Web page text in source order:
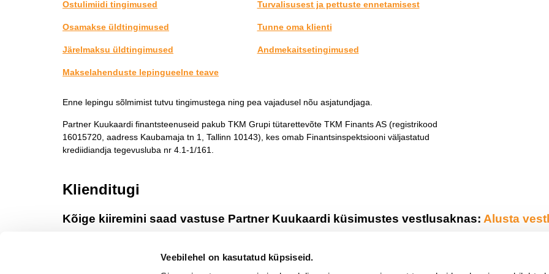
Veebilehel on kasutatud küpsiseid.
Ostulimiidi tingimused
Osamakse üldtingimused
Järelmaksu üldtingimused
Makselahenduste lepingueelne teave
Turvalisusest ja pettuste ennetamisest
Tunne oma klienti
Andmekaitsetingimused
Enne lepingu sõlmimist tutvu tingimustega ning pea vajadusel nõu asjatundjaga.
Partner Kuukaardi finantsteenuseid pakub TKM Grupi tütarettevõte TKM Finants AS (registrikood
16015720, aadress Kaubamaja tn 1, Tallinn 10143), kes omab Finantsinspektsiooni väljastatud
krediidiandja tegevusluba nr 4.1-1/161.
Klienditugi
Kõige kiiremini saad vastuse Partner Kuukaardi küsimustes vestlusaknas: Alusta